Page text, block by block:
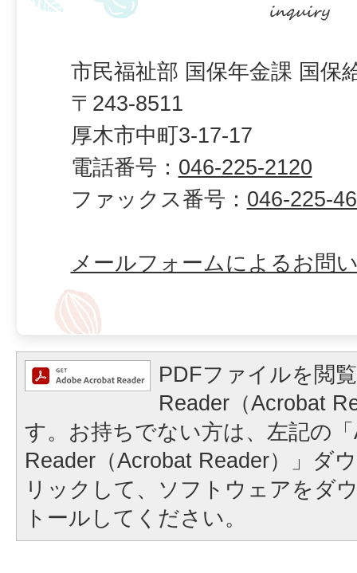
市民福祉部 国保年金課 国保
〒243-8511
厚木市中町3-17-17
電話番号： 046-225-2120
ファックス番号： 046-225-
メールフォームによるお問
PDFファイルを閲
Reader（Acrobat
す。お持ちでない方は、左記の
Reader（Acrobat Reader）」ダ
リックして、ソフトウェアをダ
トールしてください。